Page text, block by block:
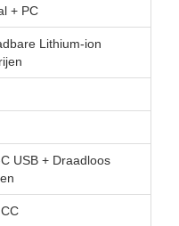
+ PC
Lithium-ion
USB + Draadloos